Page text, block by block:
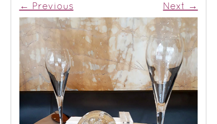
← Previous Next →